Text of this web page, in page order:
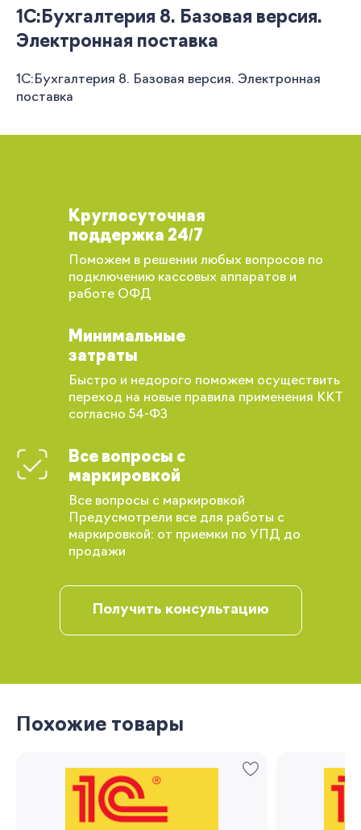
1С:Бухгалтерия 8. Базовая версия.
Электронная поставка
1С:Бухгалтерия 8. Базовая версия. Электронная
поставка
Круглосуточная
поддержка 24/7
Поможем в решении любых вопросов по
подключению кассовых аппаратов и
работе ОФД
Минимальные
затраты
Быстро и недорого поможем осуществить
переход на новые правила применения ККТ
согласно 54-ФЗ
Все вопросы с
маркировкой
Все вопросы с маркировкой
Предусмотрели все для работы с
маркировкой: от приемки по УПД до
продажи
Получить консультацию
Похожие товары
заказов и получать индивидуальные